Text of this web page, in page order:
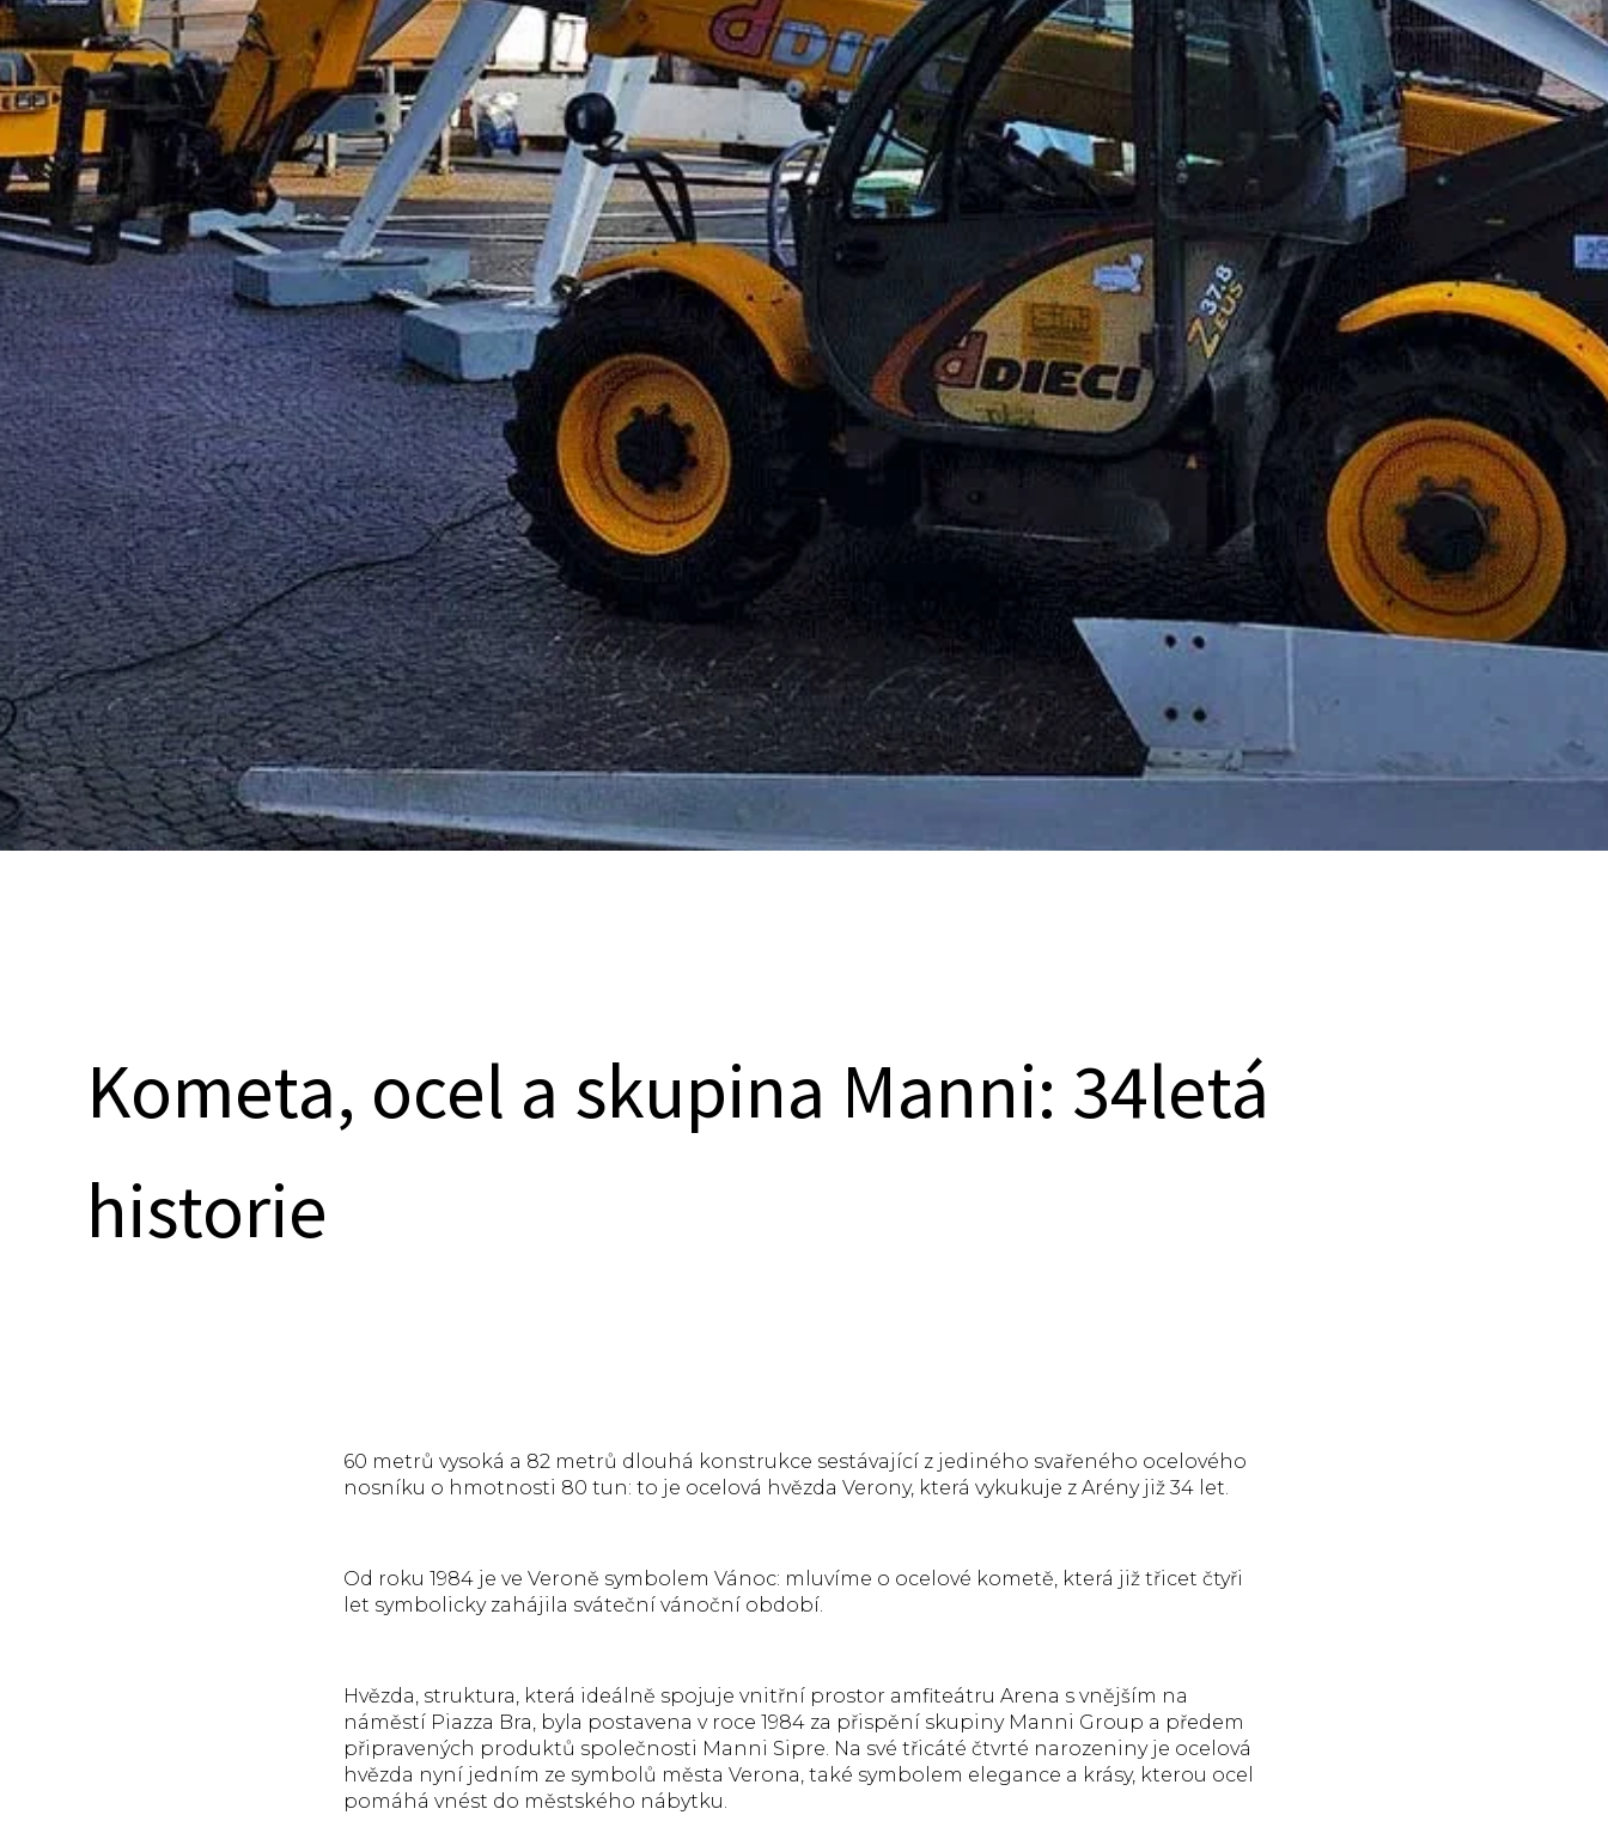
Kometa, ocel a skupina Manni: 34letá
historie
60 metrů vysoká a 82 metrů dlouhá konstrukce sestávající z jediného svařeného ocelového
nosníku o hmotnosti 80 tun: to je ocelová hvězda Verony, která vykukuje z Arény již 34 let.
Od roku 1984 je ve Veroně symbolem Vánoc: mluvíme o ocelové kometě, která již třicet čtyři
let symbolicky zahájila sváteční vánoční období.
Hvězda, struktura, která ideálně spojuje vnitřní prostor amfiteátru Arena s vnějším na
náměstí Piazza Bra, byla postavena v roce 1984 za přispění skupiny Manni Group a předem
připravených produktů společnosti Manni Sipre. Na své třicáté čtvrté narozeniny je ocelová
hvězda nyní jedním ze symbolů města Verona, také symbolem elegance a krásy, kterou ocel
pomáhá vnést do městského nábytku.